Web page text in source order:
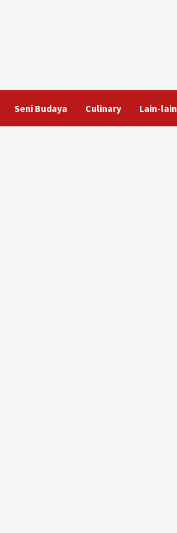
Seni Budaya Culinary Lain-lain